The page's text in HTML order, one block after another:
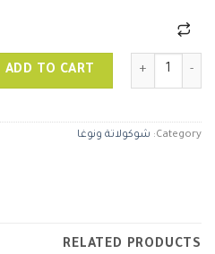
راحة ( حلقوم ) شقائق النعمان quantity
ADD TO CART
Category: شوكولاتة ونوغا
RELATED PRODUCTS